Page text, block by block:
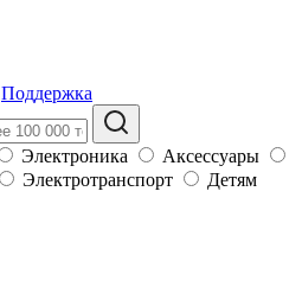
Поддержка
Электроника
Аксессуары
Электротранспорт Детям